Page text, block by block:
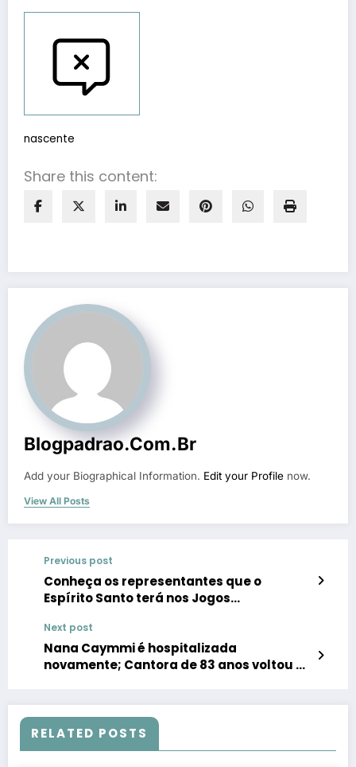
nascente
Share this content:
Blogpadrao.com.br
Add your Biographical Information. Edit your Profile now.
View All Posts
Previous post
Conheça os representantes que o
Espírito Santo terá nos Jogos
Next post
Nana Caymmi é hospitalizada
novamente; Cantora de 83 anos voltou ao
RELATED POSTS